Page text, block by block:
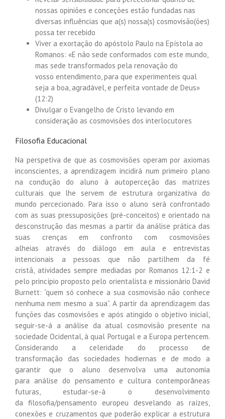
nossas opiniões e conceções estão fundadas nas
diversas influências que a(s) nossa(s) cosmovisão(ões)
possa ter recebido
Viver a exortação do apóstolo Paulo na Epístola ao
Romanos: «E não sede conformados com este mundo,
mas sede transformados pela renovação do
vosso entendimento, para que experimenteis qual
seja a boa, agradável, e perfeita vontade de Deus»
(12:2)
Divulgar o Evangelho de Cristo levando em
consideração as cosmovisões dos interlocutores
Filosofia Educacional
Na perspetiva de que as cosmovisões operam por axiomas
inconscientes, a aprendizagem incidirá num primeiro plano
na condução do aluno à autoperceção das matrizes
culturais que lhe servem de estrutura organizativa do
mundo percecionado. Para isso o aluno será confrontado
com as suas pressuposições (pré-conceitos) e orientado na
desconstrução das mesmas a partir da análise prática das
suas crenças em confronto com cosmovisões
alheias através do diálogo em aula e entrevistas
intencionais a pessoas que não partilhem da fé
cristã, atividades sempre mediadas por Romanos 12:1-2 e
pelo princípio proposto pelo orientalista e missionário David
Burnett: “quem só conhece a sua cosmovisão não conhece
nenhuma nem mesmo a sua”. A partir da aprendizagem das
funções das cosmovisões e após atingido o objetivo inicial,
seguir-se-á a análise da atual cosmovisão presente na
sociedade Ocidental, à qual Portugal e a Europa pertencem.
Considerando a celeridade do processo de
transformação das sociedades hodiernas e de modo a
garantir que o aluno desenvolva uma autonomia
para análise do pensamento e cultura contemporâneas
futuras, estudar-se-á o desenvolvimento
da filosofia/pensamento europeu desvelando as raízes,
conexões e cruzamentos que poderão explicar a estrutura